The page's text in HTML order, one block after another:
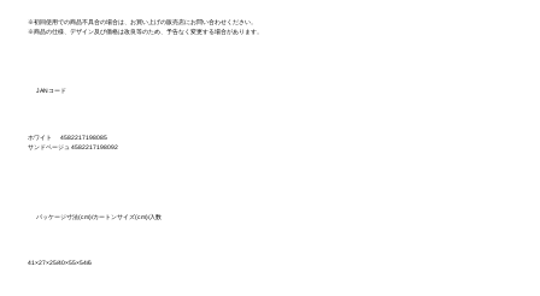
※初回使用での商品不具合の場合は、お買い上げの販売店にお問い合わせください。
※商品の仕様、デザイン及び価格は改良等のため、予告なく変更する場合があります。
JANコード
ホワイト 4582217198085
サンドベージュ 4582217198092
パッケージ寸法(cm)/カートンサイズ(cm)/入数
41×27×25/40×55×54/6